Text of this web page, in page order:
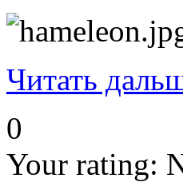
Читать
0
Your rating: